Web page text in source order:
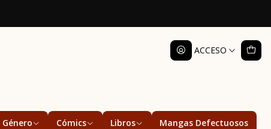
ACCESO
Género Cómics Libros Mangas Defectuosos